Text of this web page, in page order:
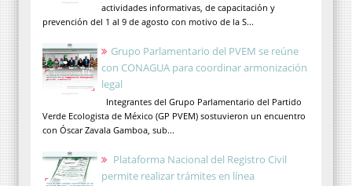
actividades informativas, de capacitación y
prevención del 1 al 9 de agosto con motivo de la S...
Grupo Parlamentario del PVEM se reúne
con CONAGUA para coordinar armonización
legal
Integrantes del Grupo Parlamentario del Partido
Verde Ecologista de México (GP PVEM) sostuvieron un encuentro
con Óscar Zavala Gamboa, sub...
Plataforma Nacional del Registro Civil
permite realizar trámites en línea